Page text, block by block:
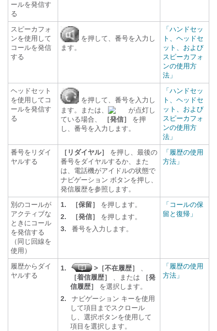
ールを発信す
る
スピーカフォ
ンを使用して
コールを発信
する
を押して、番号を入力し
ます。
「ハンドセッ
ト、ヘッドセ
ット、および
スピーカフォ
ンの使用方
法」
ヘッドセット
を使用してコ
ールを発信す
る
を押して、番号を入力し
ます。または、
が点灯し
ている場合、
［発信］
を押
し、番号を入力します。
「ハンドセッ
ト、ヘッドセ
ット、および
スピーカフォ
ンの使用方
法」
番号をリダイ
ヤルする
［リダイヤル］
を押し、最後の
番号をダイヤルするか、また
は、電話機がアイドルの状態で
ナビゲーション ボタンを押し、
発信履歴を参照します。
「履歴の使用
方法」
別のコールが
アクティブな
ときにコール
を発信する
（同じ回線を
使用）
1. ［保留］
を押します。
2.
［発信］
を押します。
3.
番号を入力します。
「コールの保
留と復帰」
履歴からダイ
ヤルする
1. >［不在履歴］
［着信履歴］
、または ［発
信履歴］
を選択します。
2.
ナビゲーション キーを使用
して項目までスクロール
し、選択ボタンを使用して
項目を選択します。
「履歴の使用
方法」